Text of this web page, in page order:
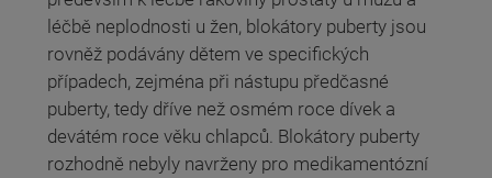
léčbě neplodnosti u žen, blokátory puberty jsou
rovněž podávány dětem ve specifických
případech, zejména při nástupu předčasné
puberty, tedy dříve než osmém roce dívek a
devátém roce věku chlapců. Blokátory puberty
rozhodně nebyly navrženy pro medikamentózní